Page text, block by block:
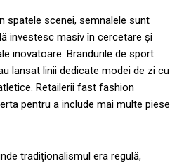
spatele scenei, semnalele sunt
investesc masiv în cercetare și
inovatoare. Brandurile de sport
lansat linii dedicate modei de zi cu
Retailerii fast fashion
pentru a include mai multe piese
tradiționalismul era regulă,